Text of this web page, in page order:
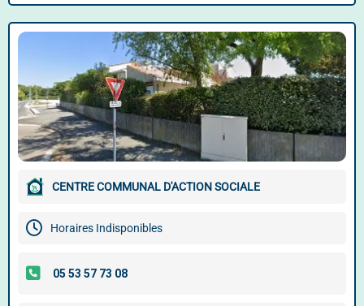
CENTRE COMMUNAL D'ACTION SOCIALE
Horaires Indisponibles